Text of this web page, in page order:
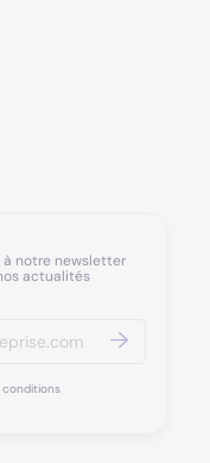
à notre newsletter
actualités